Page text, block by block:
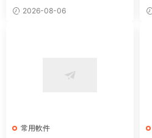
2026-08-06
常用軟件